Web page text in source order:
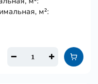
м²: